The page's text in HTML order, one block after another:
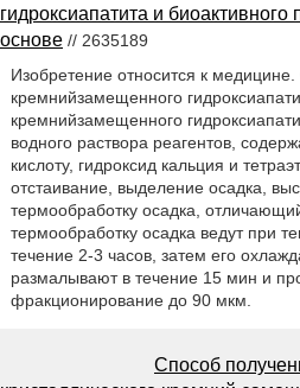
гидроксиапатита и биоактивного
основе // 2635189
Изобретение относится к
кремнийзамещенного
кремнийзамещенного
водного раствора реагентов,
кислоту, гидроксид кальция и
отстаивание, выделение осадка,
термообработку осадка,
термообработку осадка ведут при
течение 2-3 часов, затем его
размалывают в течение 15 мин и
фракционирование до 90 мкм.
Способ